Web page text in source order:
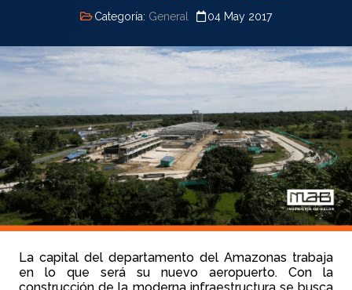
Categoría: General 04 May 2017
La capital del departamento del Amazonas trabaja
en lo que será su nuevo aeropuerto. Con la